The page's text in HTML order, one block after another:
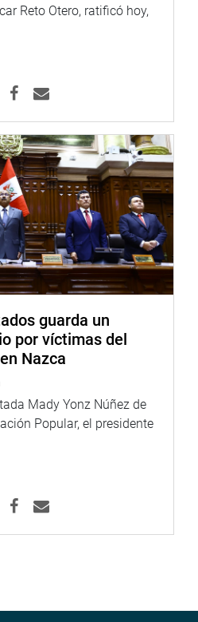
Reto Otero, ratificó hoy,
guarda un
por víctimas del
Nazca
Mady Yonz Núñez de
Popular, el presidente